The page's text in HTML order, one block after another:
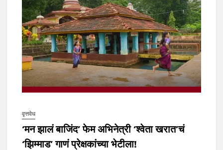
वृत्तवेध
‘मन झालं बाजिंद’ फेम अभिनेत्री ‘श्वेता खरात’चं
‘झिम्माड’ गाणं प्रेक्षकांच्या भेटीला!